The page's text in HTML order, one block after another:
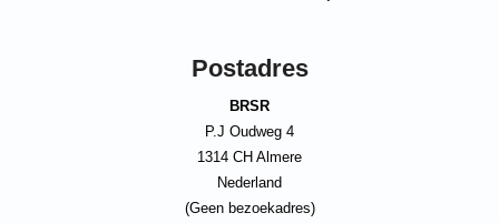
Postadres
BRSR
P.J Oudweg 4
1314 CH Almere
Nederland
(Geen bezoekadres)